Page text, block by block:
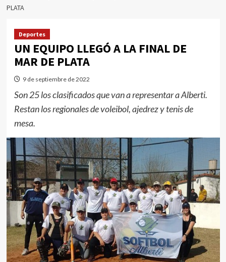
PLATA
Deportes
UN EQUIPO LLEGÓ A LA FINAL DE
MAR DE PLATA
9 de septiembre de 2022
Son 25 los clasificados que van a representar a Alberti.
Restan los regionales de voleibol, ajedrez y tenis de
mesa.